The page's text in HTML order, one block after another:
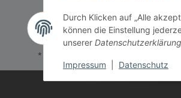
* Alle Preise inkl. gesetzlicher USt., zzgl.
Durch Klicken auf „Alle
können die Einstellung
unserer Datenschutzerklärung
Impressum Datenschutz